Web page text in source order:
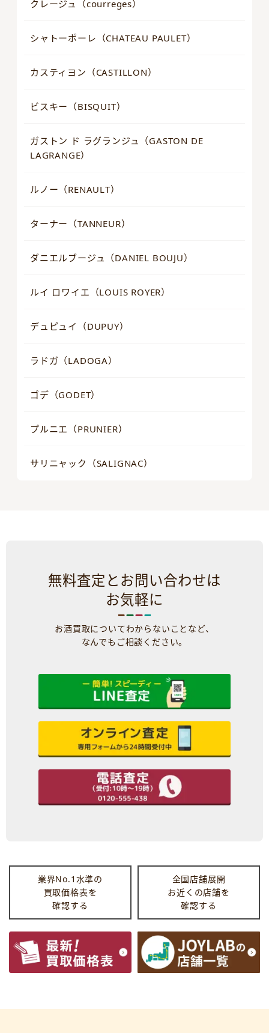
クレージュ（courreges）
シャトーポーレ（CHATEAU PAULET）
カスティヨン（CASTILLON）
ビスキー（BISQUIT）
ガストン ド ラグランジュ（GASTON DE
LAGRANGE）
ルノー（RENAULT）
ターナー（TANNEUR）
ダニエルブージュ（DANIEL BOUJU）
ルイ ロワイエ（LOUIS ROYER）
デュピュイ（DUPUY）
ラドガ（LADOGA）
ゴデ（GODET）
プルニエ（PRUNIER）
サリニャック（SALIGNAC）
無料査定とお問い合わせは
お気軽に
お酒買取についてわからないことなど、
なんでもご相談ください。
業界No.1水準の
買取価格表を
確認する
全国店舗展開
お近くの店舗を
確認する